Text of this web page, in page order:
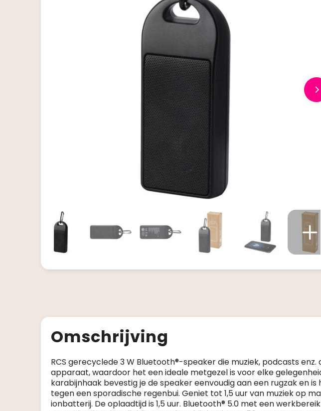
Omschrijving
RCS gerecyclede 3 W Bluetooth®-speaker die muziek, podcasts
apparaat, waardoor het een ideale metgezel is voor elke
karabijnhaak bevestig je de speaker eenvoudig aan een rugzak en
tegen een sporadische regenbui. Geniet tot 1,5 uur van muziek op
ionbatterij. De oplaadtijd is 1,5 uur. Bluetooth® 5.0 met een